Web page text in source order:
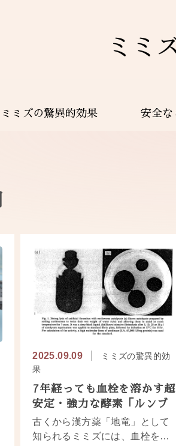
ミミズの驚異的効果 安全な
2025.09.09
ミミズの驚異的効
果
7年経っても血栓を溶かす超
安定・強力な酵素「ルンブ
ロキナーゼ」の秘密とは？
古くから漢方薬「地竜」として
知られるミミズには、血栓を溶